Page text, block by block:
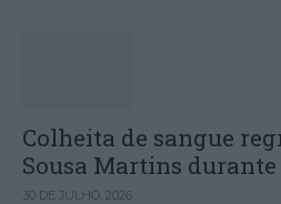
Colheita de sangue
Sousa Martins durante
30 DE JULHO, 2026